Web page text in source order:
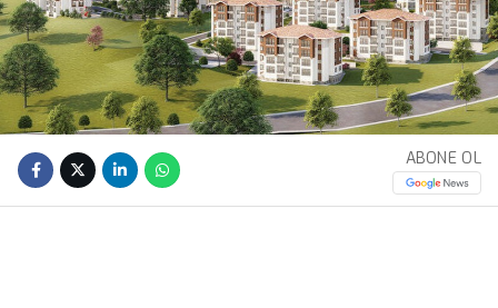
ABONE OL